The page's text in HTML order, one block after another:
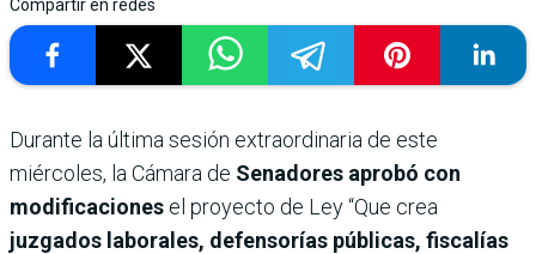
Compartir en redes
Durante la última sesión extraordinaria de este
miércoles, la Cámara de Senadores aprobó con
modificaciones el proyecto de Ley “Que crea
juzgados laborales, defensorías públicas, fiscalías